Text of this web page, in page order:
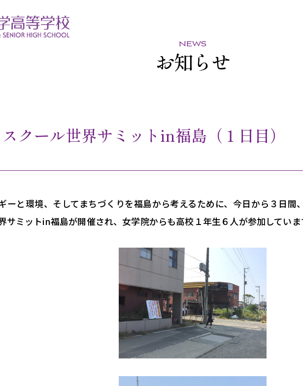
news
お知らせ
クール世界サミットin福島（１日目）
ーと環境、そしてまちづくりを福島から考えるために、今日から３日間
サミットin福島が開催され、女学院からも高校１年生６人が参加していま